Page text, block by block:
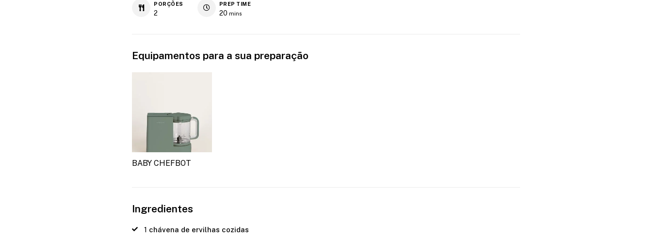
PORÇÕES
2
PREP TIME
20 mins
Equipamentos para a sua preparação
BABY CHEFBOT
Ingredientes
1 chávena de ervilhas cozidas